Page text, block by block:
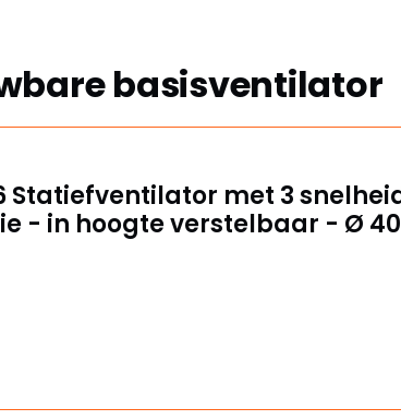
basisventilator
met 3
- in hoogte verstelbaar - Ø